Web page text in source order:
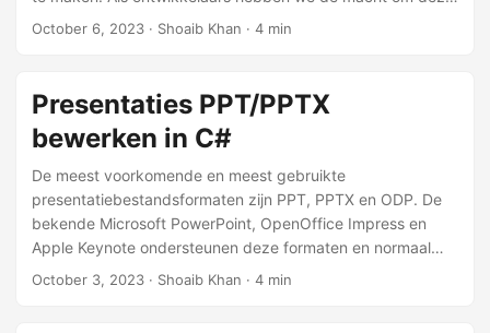
presentaties programmatisch in onze applicaties te
presentatiebewerkings-API.
October 6, 2023 · Shoaib Khan · 4 min
Presentaties PPT/PPTX
bewerken in C#
De meest voorkomende en meest gebruikte
presentatiebestandsformaten zijn PPT, PPTX en ODP. De
bekende Microsoft PowerPoint, OpenOffice Impress en
Apple Keynote ondersteunen deze formaten en normaal
gesproken gebruiken wij deze formaten voor het maken
October 3, 2023 · Shoaib Khan · 4 min